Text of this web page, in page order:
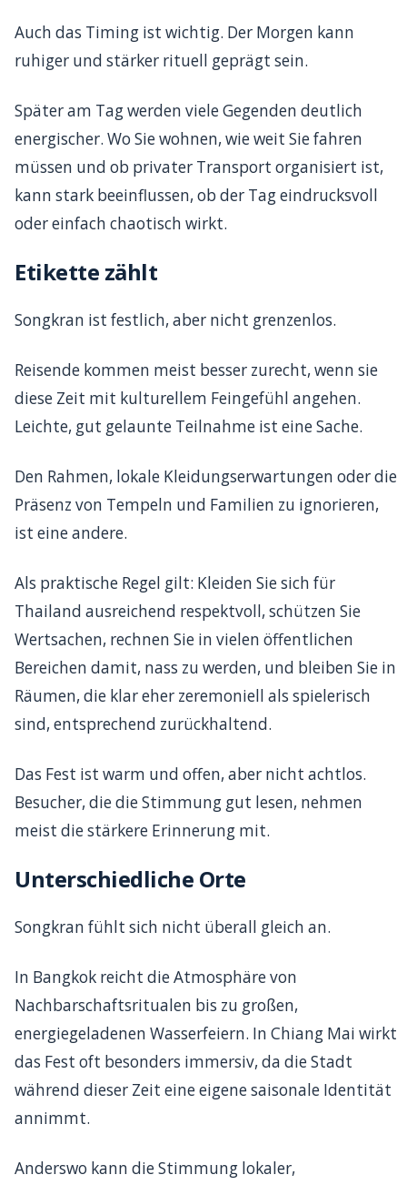
Auch das Timing ist wichtig. Der Morgen kann
ruhiger und stärker rituell geprägt sein.
Später am Tag werden viele Gegenden deutlich
energischer. Wo Sie wohnen, wie weit Sie fahren
müssen und ob privater Transport organisiert ist,
kann stark beeinflussen, ob der Tag eindrucksvoll
oder einfach chaotisch wirkt.
Etikette zählt
Songkran ist festlich, aber nicht grenzenlos.
Reisende kommen meist besser zurecht, wenn sie
diese Zeit mit kulturellem Feingefühl angehen.
Leichte, gut gelaunte Teilnahme ist eine Sache.
Den Rahmen, lokale Kleidungserwartungen oder die
Präsenz von Tempeln und Familien zu ignorieren,
ist eine andere.
Als praktische Regel gilt: Kleiden Sie sich für
Thailand ausreichend respektvoll, schützen Sie
Wertsachen, rechnen Sie in vielen öffentlichen
Bereichen damit, nass zu werden, und bleiben Sie in
Räumen, die klar eher zeremoniell als spielerisch
sind, entsprechend zurückhaltend.
Das Fest ist warm und offen, aber nicht achtlos.
Besucher, die die Stimmung gut lesen, nehmen
meist die stärkere Erinnerung mit.
Unterschiedliche Orte
Songkran fühlt sich nicht überall gleich an.
In Bangkok reicht die Atmosphäre von
Nachbarschaftsritualen bis zu großen,
energiegeladenen Wasserfeiern. In Chiang Mai wirkt
das Fest oft besonders immersiv, da die Stadt
während dieser Zeit eine eigene saisonale Identität
annimmt.
Anderswo kann die Stimmung lokaler,